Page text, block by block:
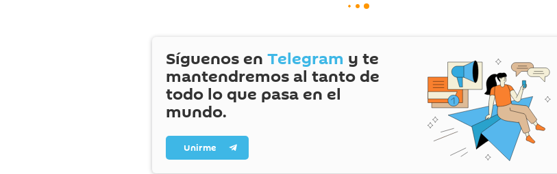
Síguenos en Telegram y te
mantendremos al tanto de
todo lo que pasa en el
mundo.
Unirme